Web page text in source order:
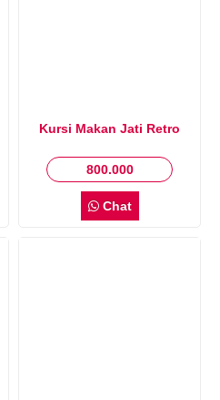
Kursi Makan Jati Retro
800.000
Chat